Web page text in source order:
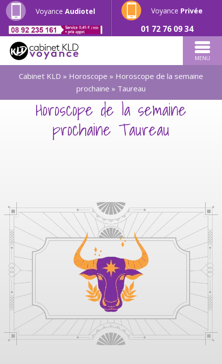
Voyance Audiotel Voyance Privée
01 72 76 09 34
MENU
Cabinet KLD » Horoscope » Horoscope de la semaine
prochaine » Taureau
Horoscope de la semaine
prochaine Taureau